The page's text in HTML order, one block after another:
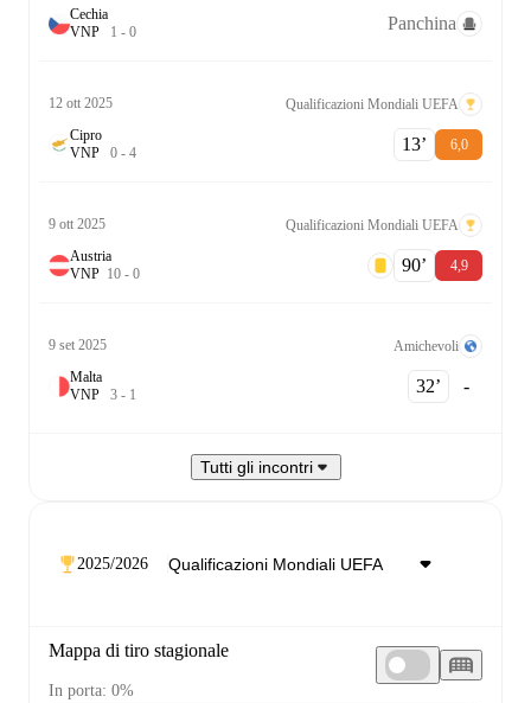
Cechia
VNP 1 - 0 Panchina
12 ott 2025
Qualificazioni Mondiali UEFA
Cipro
VNP 0 - 4 13‎’‎ 6,0
9 ott 2025
Qualificazioni Mondiali UEFA
Austria
VNP 10 - 0 90‎’‎ 4,9
9 set 2025
Amichevoli
Malta
VNP 3 - 1 32‎’‎ -
Tutti gli incontri
2025/2026
Mappa di tiro stagionale
In porta: 0%